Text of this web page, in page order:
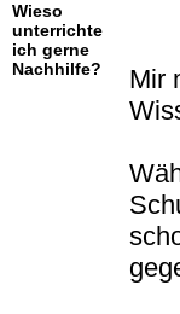
Wieso
unterrichte
ich gerne
Nachhilfe?
Mir